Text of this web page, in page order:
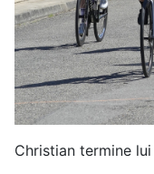
Christian termine lui